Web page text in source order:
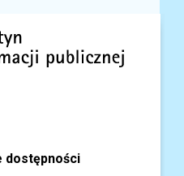
dostępności